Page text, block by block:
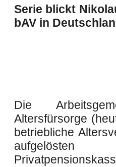
Serie blickt
bAV in
Die
Altersfürsorge
betriebliche
aufgelösten